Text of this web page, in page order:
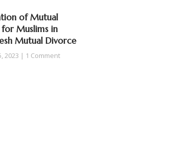
of Mutual
Muslims in
Mutual Divorce
2023 1 Comment